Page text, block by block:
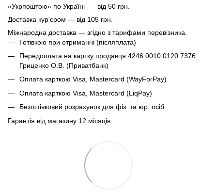
«Укрпоштою» по Україні — від 50 грн.
Доставка кур'єром — від 105 грн.
Міжнародна доставка — згідно з тарифами перевізника.
Готівкою при отриманні (післяплата)
Передоплата на картку продавця 4246 0010 0120 7376
Гриценко О.В. (Приватбанк)
Оплата карткою Visa, Mastercard (WayForPay)
Оплата карткою Visa, Mastercard (LiqPay)
Безготівковий розрахунок для фіз. та юр. осіб
Гарантія від магазину 12 місяців.